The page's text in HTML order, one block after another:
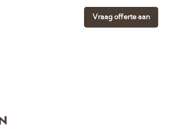
Vraag offerte aan